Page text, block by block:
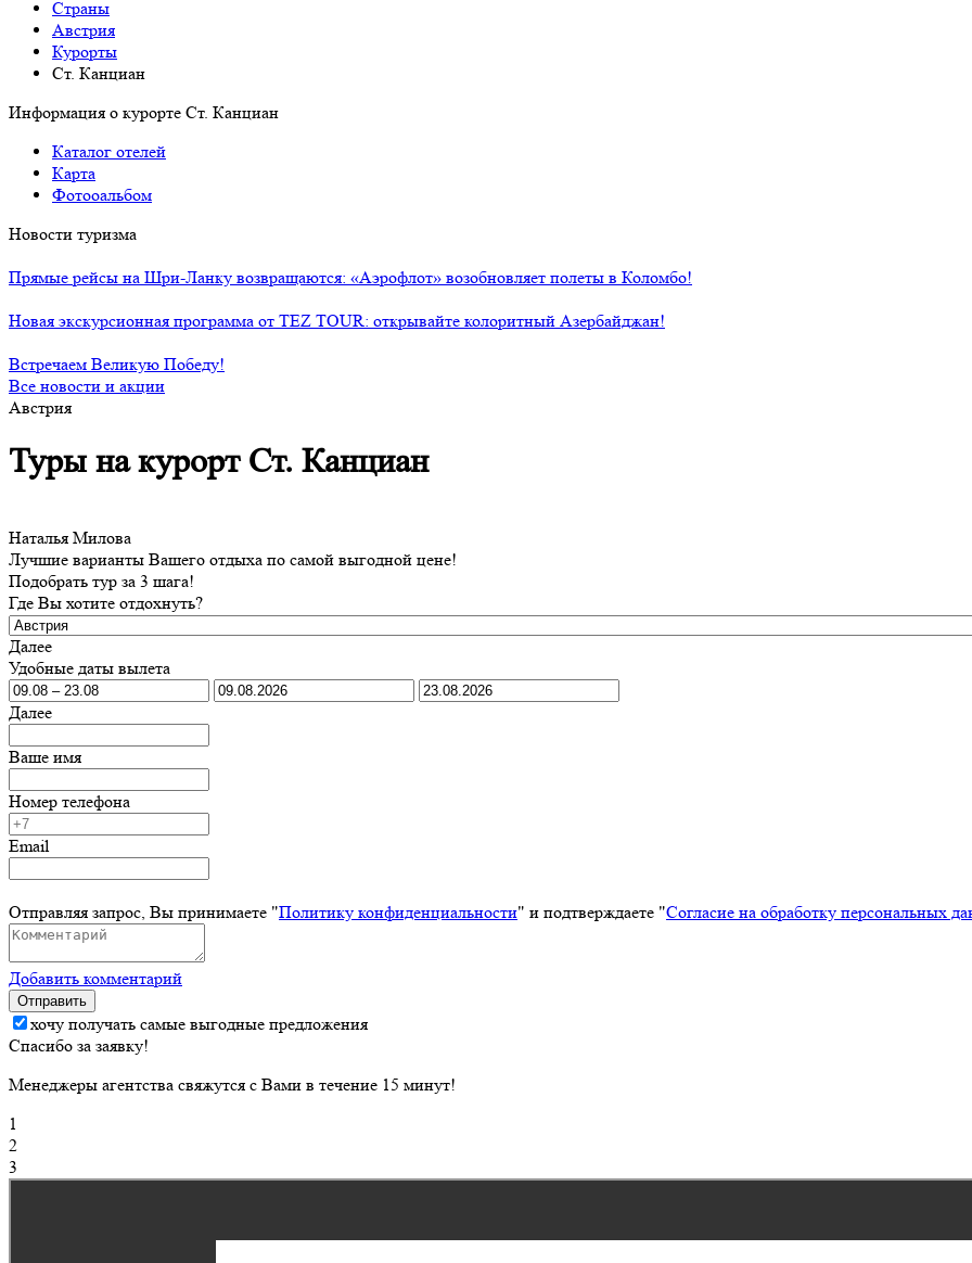
Cтраны
Австрия
Курорты
Ст. Канциан
Информация о курорте Ст. Канциан
Каталог отелей
Карта
Фотооальбом
Новости туризма
Прямые рейсы на Шри-Ланку возвращаются: «Аэрофлот» возобновляет полеты в Коломбо!
Новая экскурсионная программа от TEZ TOUR: открывайте колоритный Азербайджан!
Встречаем Великую Победу!
Все новости и акции
Австрия
Туры на курорт Ст. Канциан
Наталья Милова
Лучшие варианты Вашего отдыха по самой выгодной цене!
Подобрать тур за 3 шага!
Где Вы хотите отдохнуть?
Далее
Удобные даты вылета
Далее
Ваше имя
Номер телефона
Email
Отправляя запрос, Вы принимаете "Политику конфиденциальности" и подтверждаете "Согласие на обработку персональных
Добавить комментарий
Отправить
хочу получать самые выгодные предложения
Спасибо за заявку!
Менеджеры агентства свяжутся с Вами в течение 15 минут!
1
2
3